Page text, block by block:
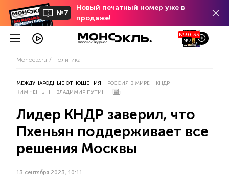
№7
Новый печатный номер уже в
продаже!
№30-33
№7
Monocle.ru Политика
МЕЖДУНАРОДНЫЕ ОТНОШЕНИЯ РОССИЯ В МИРЕ
КНДР
КИМ ЧЕН ЫН
ВЛАДИМИР ПУТИН
Лидер КНДР заверил, что
Пхеньян поддерживает все
решения Москвы
13 сентября 2023, 10:11